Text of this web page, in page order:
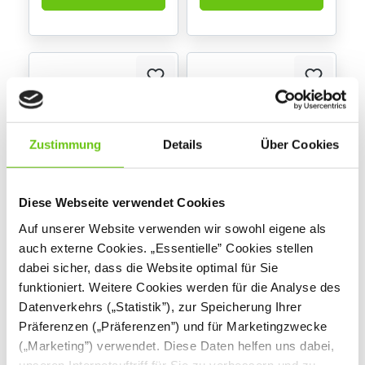
Zustimmung Details Über Cookies
Diese Webseite verwendet Cookies
Auf unserer Website verwenden wir sowohl eigene als
auch externe Cookies. „Essentielle” Cookies stellen
dabei sicher, dass die Website optimal für Sie
funktioniert. Weitere Cookies werden für die Analyse des
Datenverkehrs („Statistik”), zur Speicherung Ihrer
Präferenzen („Präferenzen”) und für Marketingzwecke
(„Marketing”) verwendet. Diese Daten helfen uns dabei,
rechteckig, 120 x 60
cm
quadratisch, 60 x 60
cm
139,90 € - 159,90 €